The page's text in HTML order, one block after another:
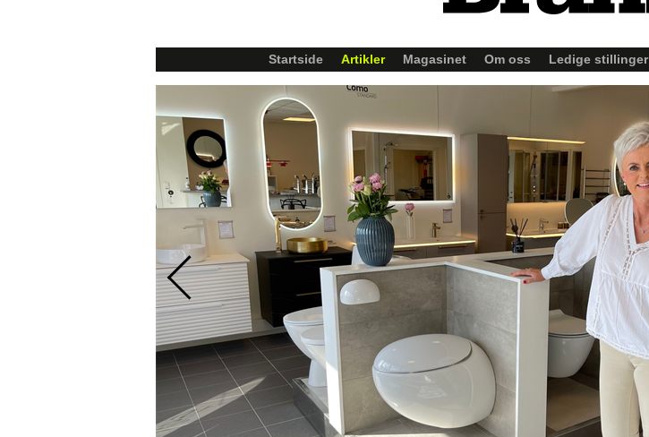
Startside Artikler Magasinet Om oss Ledige stillinger